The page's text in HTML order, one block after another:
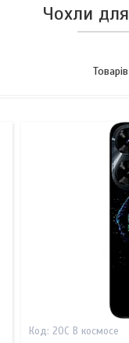
Чохли
20С В космосе